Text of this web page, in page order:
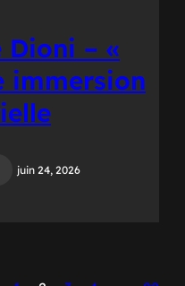
Dioni – «
immersion
juin 24, 2026